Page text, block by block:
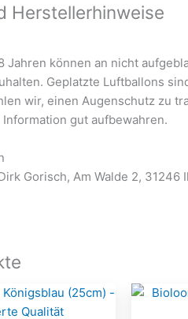
Herstellerhinweise
Jahren können an nicht
Geplatzte Luftballons
wir, einen Augenschutz zu
gut aufbewahren.
Gorisch, Am Walde 2, 31246